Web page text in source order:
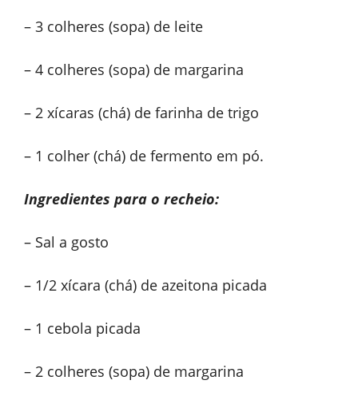
– 3 colheres (sopa) de leite
– 4 colheres (sopa) de margarina
– 2 xícaras (chá) de farinha de trigo
– 1 colher (chá) de fermento em pó.
Ingredientes para o recheio:
– Sal a gosto
– 1/2 xícara (chá) de azeitona picada
– 1 cebola picada
– 2 colheres (sopa) de margarina